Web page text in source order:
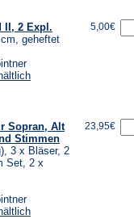
II, 2 Expl.
geheftet
5,00€
Sopran, Alt
Stimmen
3 x Bläser, 2
Set, 2 x
23,95€